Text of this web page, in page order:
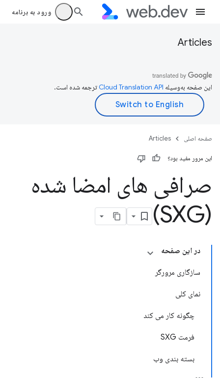
ورود به برنامه
Articles
این صفحه به‌وسیله ترجمه شده است.
صفحه اصلی Articles
این مرور مفید بود؟
صرافی های امضا شده
(SXG)
در این صفحه
سازگاری مرورگر
نمای کلی
چگونه کار می کند
فرمت SXG
بسته بندی وب